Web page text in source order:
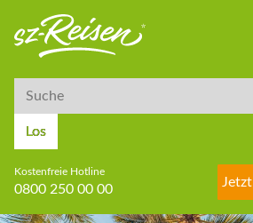
Suche
Los
Kostenfreie Hotline
0800 250 00 00